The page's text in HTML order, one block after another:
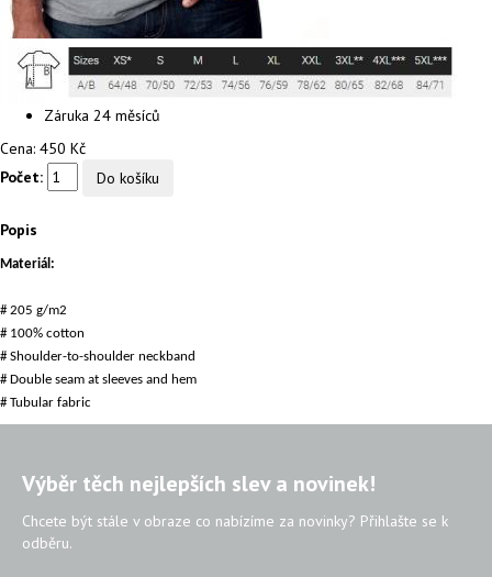
Záruka 24 měsíců
Cena: 450 Kč
Počet:
Popis
Materiál:
# 205 g/m2
# 100% cotton
# Shoulder-to-shoulder neckband
# Double seam at sleeves and hem
# Tubular fabric
Výběr těch nejlepších slev a novinek!
Chcete být stále v obraze co nabízíme za novinky? Přihlašte se k
odběru.